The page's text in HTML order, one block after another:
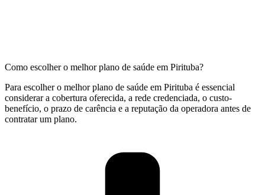
Como escolher o melhor plano de saúde em Pirituba?
Para escolher o melhor plano de saúde em Pirituba é essencial
considerar a cobertura oferecida, a rede credenciada, o custo-
benefício, o prazo de carência e a reputação da operadora antes de
contratar um plano.